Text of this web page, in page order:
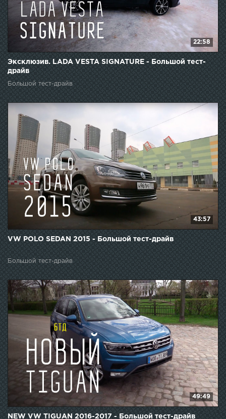
22:58
Эксклюзив. LADA VESTA SIGNATURE - Большой тест-
драйв
Большой тест-драйв
43:57
VW POLO SEDAN 2015 - Большой тест-драйв
Большой тест-драйв
49:49
NEW VW TIGUAN 2016-2017 - Большой тест-драйв